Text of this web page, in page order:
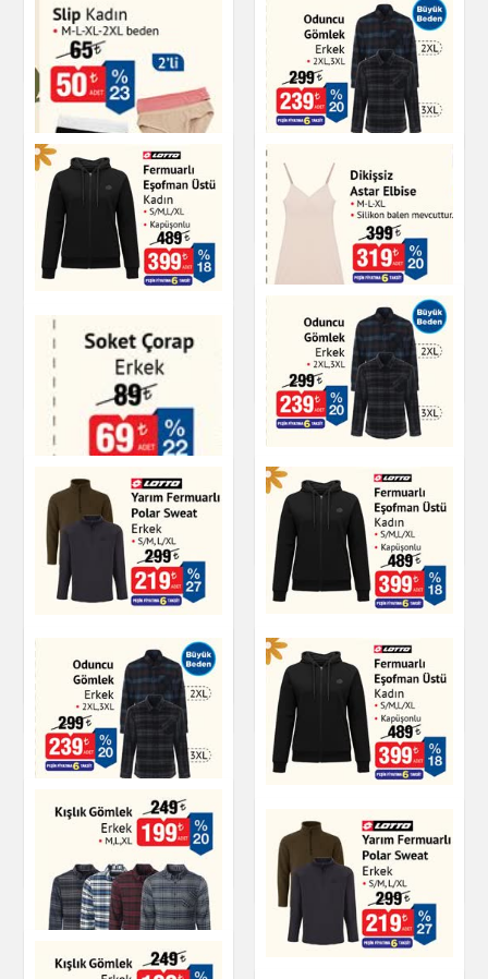
DAGİ Sporcu Büstiyer
Giyim
Slip Kadın
Giyim
Slip Kadın
Giyim
Oduncu Gömlek
Giyim
Fermuarlı Eşofman
Üstü Kadın
Dikişsiz Astar Elbise
Giyim
Oduncu Gömlek
Erkek
Giyim
Polar Sweat
Fermuarlı Eşofman
Üstü Kadın
Giyim
Oduncu Gömlek
Üstü Kadın
Giyim